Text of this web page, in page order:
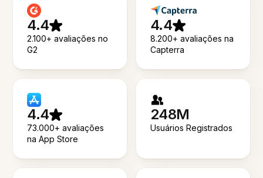
4.4
2.100+ avaliações no
G2
4.4
8.200+ avaliações na
Capterra
4.4
73.000+ avaliações
na App Store
248M
Usuários Registrados